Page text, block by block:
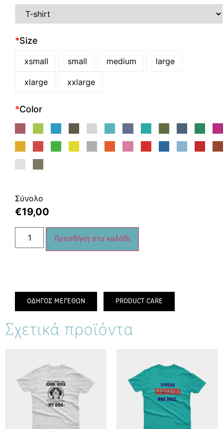
*Size
xsmall small medium large
xlarge xxlarge
*Color
Σύνολο
€19,00
Προσθήκη στο καλάθι
ΟΔΗΓΟΣ ΜΕΓΕΘΩΝ PRODUCT CARE
Σχετικά προϊόντα